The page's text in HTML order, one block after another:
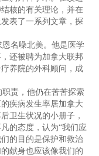
核的有关理论，并在
表了一系列文章，探
名噪北美。他是医学
还被聘为加拿大联邦
养院的外科顾问，成
责，他仍在苦苦探索
疾病发生率居加拿大
卫生状况的小册子，
的态度，认为“我们应
的目的是保护和救治
献身也应该像我们的